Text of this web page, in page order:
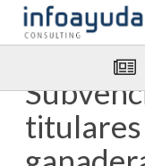
Enviar Por email
titulares